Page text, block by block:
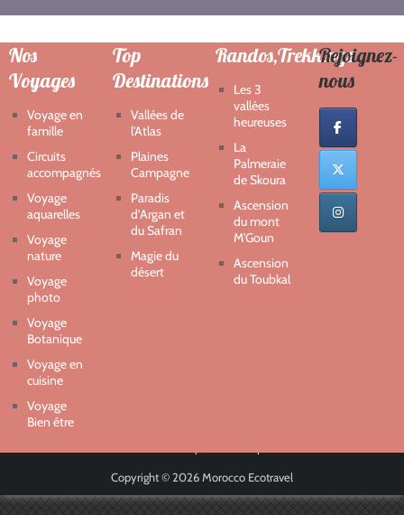
Nos
Voyages
Voyage en
famille
Circuits
accompagnés
Voyage
aquarelles
Voyage
nature
Voyage
photo
Voyage
Botanique
Voyage en
cuisine
Voyage
Bien être
Top
Destinations
Vallées de
l'Atlas
Plaines
Campagne
Paradis
d’Argan et
du Safran
Magie du
désert
Randos,Trekkings
Les 3
vallées
heureuses
La
Palmeraie
de Skoura
Ascension
du mont
M'Goun
Ascension
du Toubkal
Rejoignez-
nous
Copyright © 2026Morocco Ecotravel